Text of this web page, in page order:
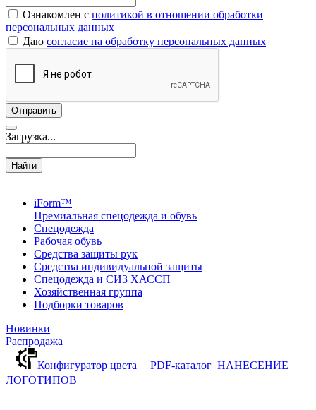
Ознакомлен с политикой в отношении обработки
персональных данных
Даю согласие на обработку персональных данных
Загрузка...
Найти
iForm™
Премиальная спецодежда и обувь
Спецодежда
Рабочая обувь
Средства защиты рук
Средства индивидуальной защиты
Спецодежда и СИЗ ХАССП
Хозяйственная группа
Подборки товаров
Новинки
Распродажа
Конфигуратор цвета
PDF-каталог НАНЕСЕНИЕ
ЛОГОТИПОВ